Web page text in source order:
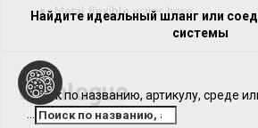
Найдите идеальный шланг или
системы
Поиск по названию, артикулу, среде
Metal flexible water hose
Catalogue